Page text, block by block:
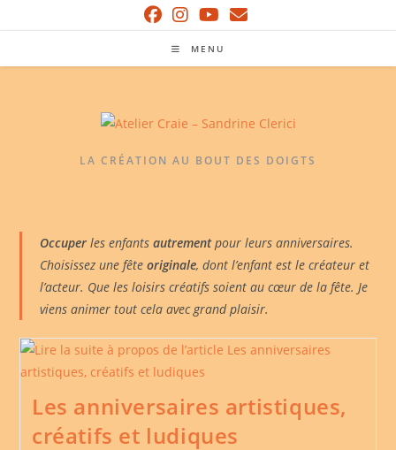
MENU
LA CRÉATION AU BOUT DES DOIGTS
Occuper les enfantsautrementpour leurs anniversaires.
Choisissez une fêteoriginale, dont l’enfant est le créateur et
l’acteur. Que les loisirs créatifs soient au cœur de la fête. Je
viens animer tout cela avec grand plaisir.
Les anniversaires artistiques,
créatifs et ludiques